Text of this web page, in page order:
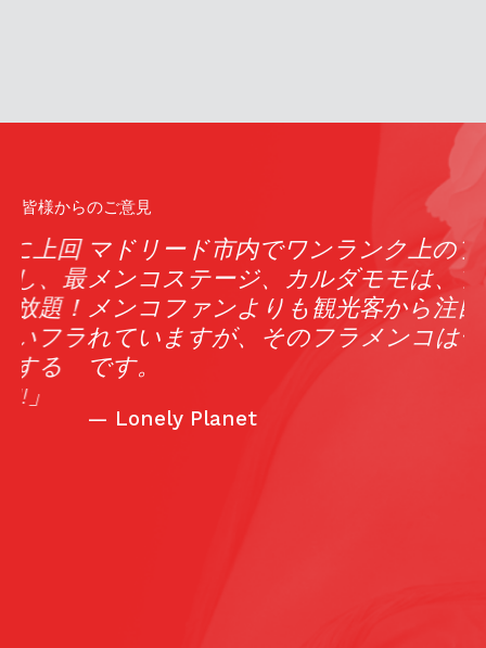
皆様からのご意見
マドリード市内でワンランク上のフラ
メンコステージ、カルダモモは、フラ
メンコファンよりも観光客から注目さ
れていますが、そのフラメンコは一流
です。
Lonely Planet